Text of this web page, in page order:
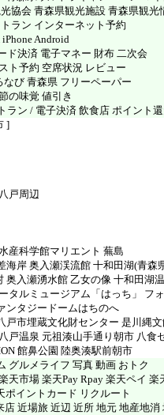
協会 青森県観光施設 青森県観光
ラン インターネット予約
Android
ド決済 電子マネー 財布 二次会
ト予約 空席状況 レビュー
び 青森県 フリーペーパー
の味覚 値引き
ラン / 電子決済 飲食店 ポイント
]
戸周辺
産科学館マリエント 蕪島
海岸 奥入瀬渓流館 十和田湖(青森
奥入瀬湧水館 乙女の像 十和田湖
タルミュージアム「はっち」 フ
ンタジードームはちのへ
戸市埋蔵文化財センター 是川縄
戸温泉 元祖湊山手通り朝市 八食
館鼻公園 陸奥湊駅前朝市
グルメライフ 写真 動画 おトク
天市場 楽天Pay Rpay 楽天ペイ 楽
ポイントカード リクルート
店 近場旅 近辺 近所 地元 地産地